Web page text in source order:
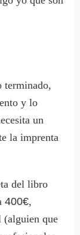
terminado,
y lo
un
la imprenta
del libro
400€,
(alguien que